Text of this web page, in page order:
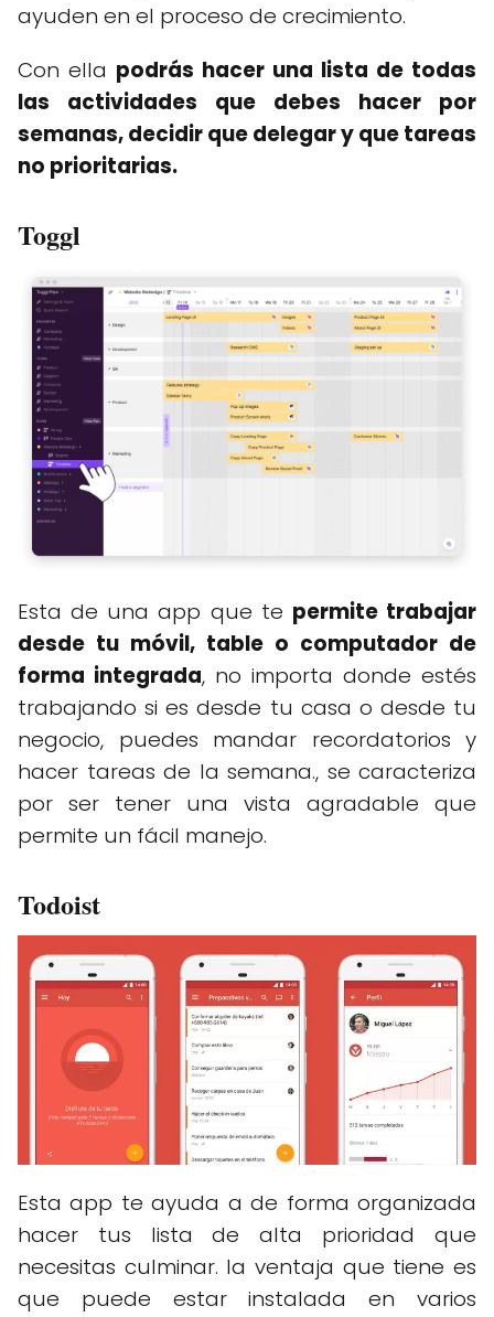
ayuden en el proceso de crecimiento.
Con ella podrás hacer una lista de todas
las actividades que debes hacer por
semanas, decidir que delegar y que tareas
no prioritarias.
Toggl
Esta de una app que te permite trabajar
desde tu móvil, table o computador de
forma integrada, no importa donde estés
trabajando si es desde tu casa o desde tu
negocio, puedes mandar recordatorios y
hacer tareas de la semana., se caracteriza
por ser tener una vista agradable que
permite un fácil manejo.
Todoist
Esta app te ayuda a de forma organizada
hacer tus lista de alta prioridad que
necesitas culminar. la ventaja que tiene es
que puede estar instalada en varios